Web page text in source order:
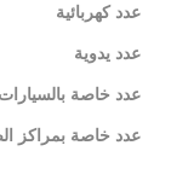
عدد كهربائية
عدد يدوية
عدد خاصة بالسيارات
عدد خاصة بمراكز